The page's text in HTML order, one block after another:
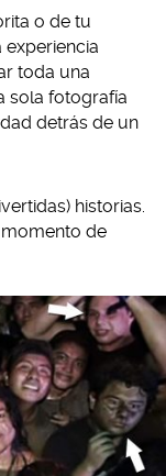
o de tu
toda una
sola fotografía
detrás de un
historias.
de